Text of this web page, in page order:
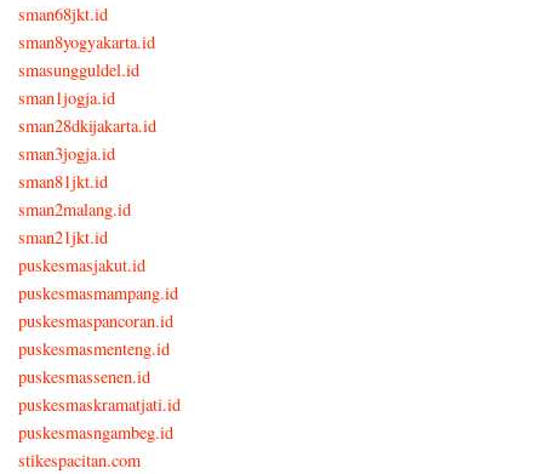
sman68jkt.id
sman8yogyakarta.id
smasungguldel.id
sman1jogja.id
sman28dkijakarta.id
sman3jogja.id
sman81jkt.id
sman2malang.id
sman21jkt.id
puskesmasjakut.id
puskesmasmampang.id
puskesmaspancoran.id
puskesmasmenteng.id
puskesmassenen.id
puskesmaskramatjati.id
puskesmasngambeg.id
stikespacitan.com